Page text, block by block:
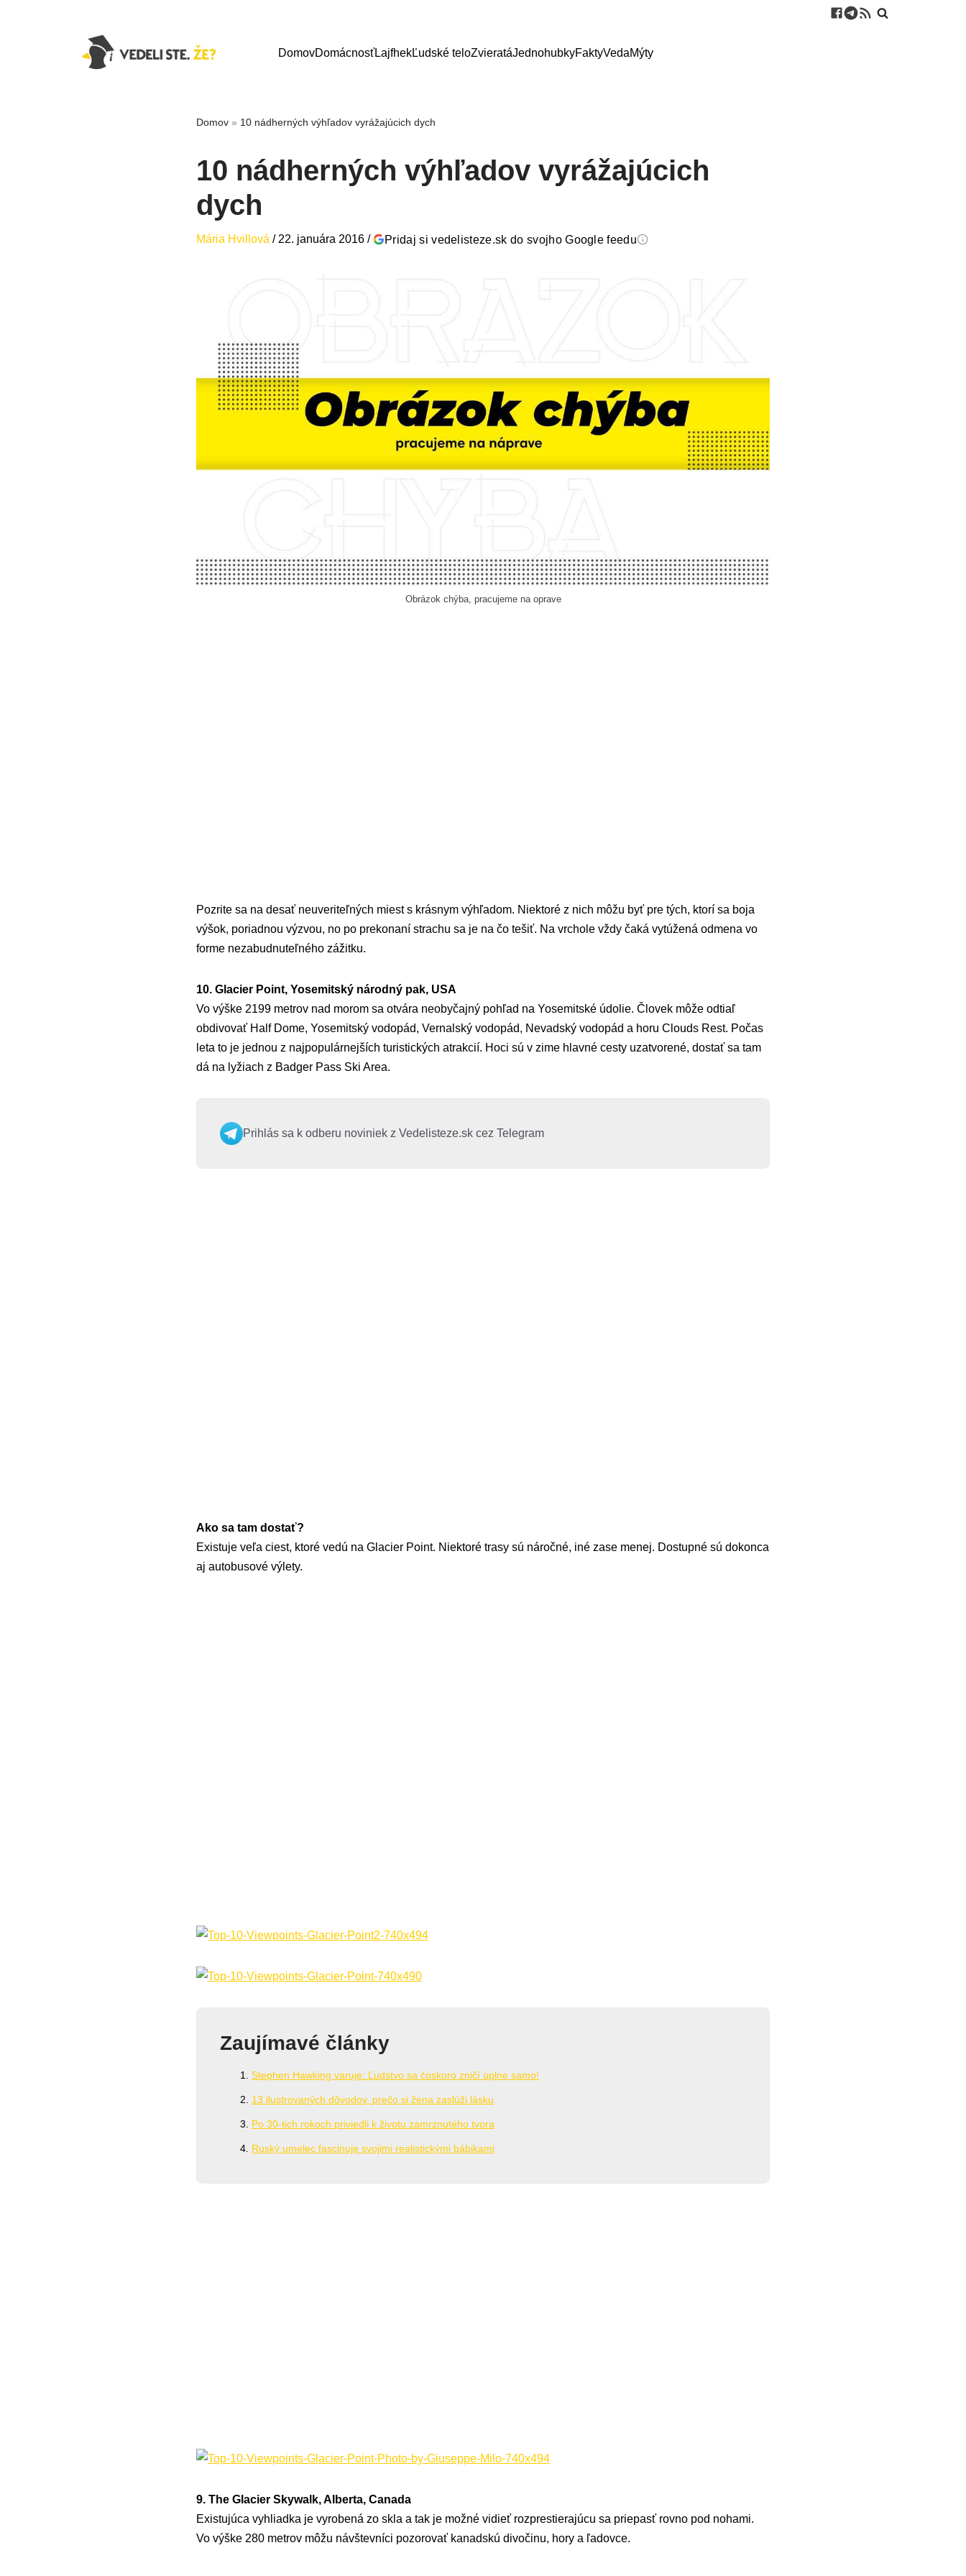
DomovDomácnosťLajfhekĽudské teloZvieratáJednohubkyFaktyVedaMýty
Domov » 10 nádherných výhľadov vyrážajúcich dych
10 nádherných výhľadov vyrážajúcich
dych
Mária Hvillová / 22. januára 2016 / Pridaj si vedelisteze.sk do svojho Google feedu
Obrázok chýba, pracujeme na oprave
Pozrite sa na desať neuveriteľných miest s krásnym výhľadom. Niektoré z nich môžu byť pre tých, ktorí sa boja
výšok, poriadnou výzvou, no po prekonaní strachu sa je na čo tešiť. Na vrchole vždy čaká vytúžená odmena vo
forme nezabudnuteľného zážitku.
10. Glacier Point, Yosemitský národný pak, USA
Vo výške 2199 metrov nad morom sa otvára neobyčajný pohľad na Yosemitské údolie. Človek môže odtiaľ
obdivovať Half Dome, Yosemitský vodopád, Vernalský vodopád, Nevadský vodopád a horu Clouds Rest. Počas
leta to je jednou z najpopulárnejších turistických atrakcií. Hoci sú v zime hlavné cesty uzatvorené, dostať sa tam
dá na lyžiach z Badger Pass Ski Area.
Prihlás sa k odberu noviniek z Vedelisteze.sk cez Telegram
Ako sa tam dostať?
Existuje veľa ciest, ktoré vedú na Glacier Point. Niektoré trasy sú náročné, iné zase menej. Dostupné sú dokonca
aj autobusové výlety.
Zaujímavé články
Stephen Hawking varuje: Ľudstvo sa čoskoro zničí úplne samo!
13 ilustrovaných dôvodov, prečo si žena zaslúži lásku
Po 30-tich rokoch priviedli k životu zamrznutého tvora
Ruský umelec fascinuje svojimi realistickými bábikami
9. The Glacier Skywalk, Alberta, Canada
Existujúca vyhliadka je vyrobená zo skla a tak je možné vidieť rozprestierajúcu sa priepasť rovno pod nohami.
Vo výške 280 metrov môžu návštevníci pozorovať kanadskú divočinu, hory a ľadovce.